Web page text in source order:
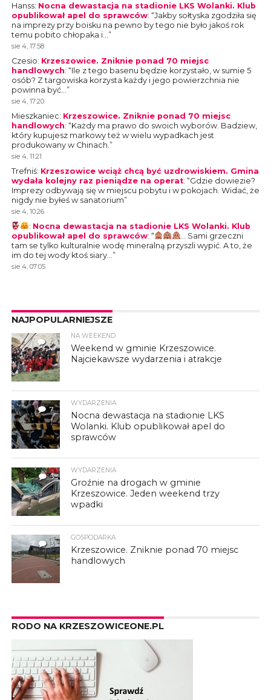
Hanss: Nocna dewastacja na stadionie LKS Wolanki. Klub
opublikował apel do sprawców: “Jakby sołtyska zgodziła się
na imprezy przy boisku na pewno by tego nie było jakoś rok
temu pobito chłopaka i… ”
sie 4, 17:58
Czesio: Krzeszowice. Zniknie ponad 70 miejsc
handlowych: “Ile z tego basenu będzie korzystało, w sumie 5
osób? Z targowiska korzysta każdy i jego powierzchnia nie
powinna być… ”
sie 4, 17:20
Mieszkaniec: Krzeszowice. Zniknie ponad 70 miejsc
handlowych: “Każdy ma prawo do swoich wyborów. Badziew,
który kupujesz markowy też w wielu wypadkach jest
produkowany w Chinach. ”
sie 4, 11:21
Trefniś: Krzeszowice wciąż chcą być uzdrowiskiem. Gmina
wydała kolejny raz pieniądze na operat: “Gdzie dowiezie?
Imprezy odbywają się w miejscu pobytu i w pokojach. Widać, że
nigdy nie byłeś w sanatorium”
sie 4, 10:26
: Nocna dewastacja na stadionie LKS Wolanki. Klub
opublikował apel do sprawców: “
… Sami grzeczni
tam se tylko kulturalnie wodę mineralną przyszli wypić. A to, że
im do tej wody ktoś siary… ”
sie 4, 07:05
NAJPOPULARNIEJSZE
4
NA WEEKEND
Weekend w gminie Krzeszowice.
Najciekawsze wydarzenia i atrakcje
7
WYDARZENIA
Nocna dewastacja na stadionie LKS
Wolanki. Klub opublikował apel do
sprawców
3
WYDARZENIA
Groźnie na drogach w gminie
Krzeszowice. Jeden weekend trzy
wpadki
3
GOSPODARKA
Krzeszowice. Zniknie ponad 70 miejsc
handlowych
RODO NA KRZESZOWICEONE.PL